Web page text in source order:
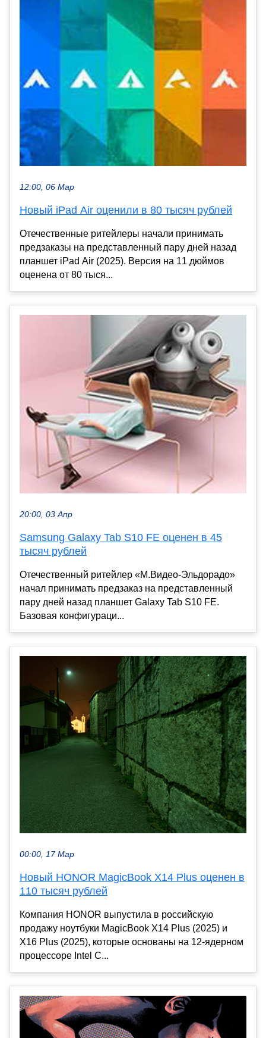
12:00, 06 Мар
Новый iPad Air оценили в 80 тысяч рублей
Отечественные ритейлеры начали принимать
предзаказы на представленный пару дней назад
планшет iPad Air (2025). Версия на 11 дюймов
оценена от 80 тыся...
20:00, 03 Апр
Samsung Galaxy Tab S10 FE оценен в 45
тысяч рублей
Отечественный ритейлер «М.Видео-Эльдорадо»
начал принимать предзаказ на представленный
пару дней назад планшет Galaxy Tab S10 FE.
Базовая конфигураци...
00:00, 17 Мар
Новый HONOR MagicBook X14 Plus оценен в
110 тысяч рублей
Компания HONOR выпустила в российскую
продажу ноутбуки MagicBook X14 Plus (2025) и
X16 Plus (2025), которые основаны на 12-ядерном
процессоре Intel C...